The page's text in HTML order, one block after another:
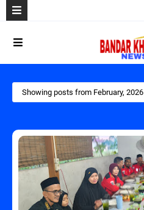
Showing posts from February, 2026